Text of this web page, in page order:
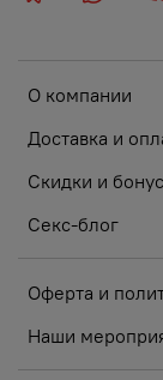
О компании
Доставка и
Скидки и
Секс-блог
Оферта и
Наши